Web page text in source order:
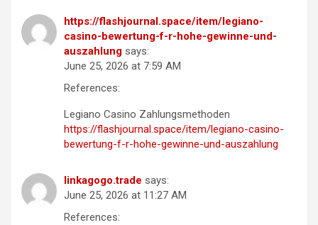
https://flashjournal.space/item/legiano-
casino-bewertung-f-r-hohe-gewinne-und-
auszahlung says:
June 25, 2026 at 7:59 AM
References:
Legiano Casino Zahlungsmethoden
https://flashjournal.space/item/legiano-casino-
bewertung-f-r-hohe-gewinne-und-auszahlung
linkagogo.trade says:
June 25, 2026 at 11:27 AM
References: